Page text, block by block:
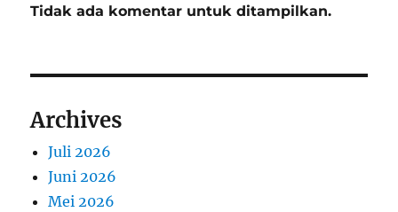
Tidak ada komentar untuk ditampilkan.
Archives
Juli 2026
Juni 2026
Mei 2026